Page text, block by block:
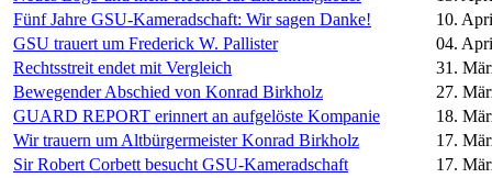
Fünf Jahre GSU-Kameradschaft: Wir sagen Danke!
10.
GSU trauert um Frederick W. Pallister
04.
Rechtsstreit endet mit Vergleich
31.
Bewegender Abschied von Konrad Birkholz
27.
GUARD REPORT erinnert an aufgelöste Kompanie
18.
Wir trauern um Altbürgermeister Konrad Birkholz
17.
Sir Robert Corbett besucht GSU-Kameradschaft
17.